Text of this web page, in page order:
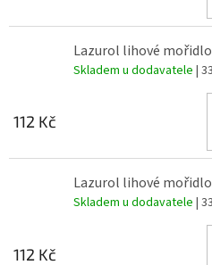
Lazurol lihové mořidlo
Skladem u dodavatele |
112 Kč
Lazurol lihové
Skladem u dodavatele |
112 Kč